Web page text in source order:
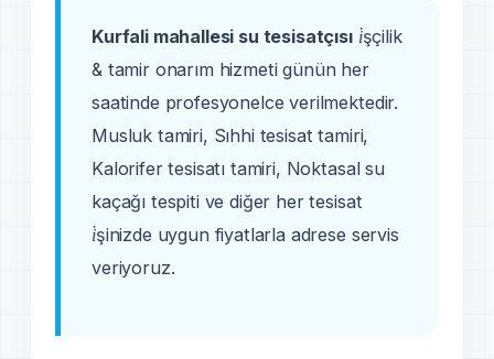
Kurfali mahallesi su tesisatçısıi̇şçilik
& tamir onarım hizmeti günün her
saatinde profesyonelce verilmektedir.
Musluk tamiri, Sıhhi tesisat tamiri,
Kalorifer tesisatı tamiri, Noktasal su
kaçağı tespiti ve diğer her tesisat
i̇şinizde uygun fiyatlarla adrese servis
veriyoruz.